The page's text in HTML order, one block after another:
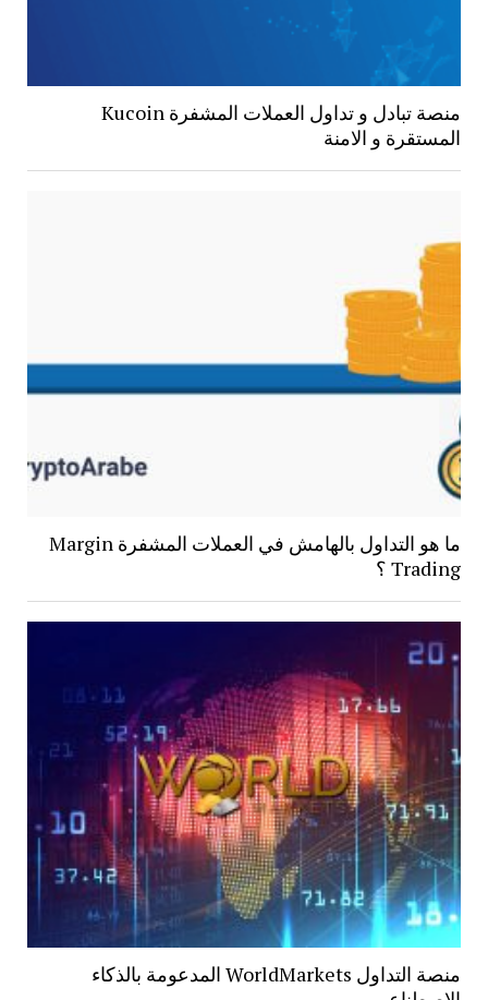
منصة تبادل و تداول العملات المشفرة Kucoin
المستقرة و الامنة
ما هو التداول بالهامش في العملات المشفرة Margin
Trading ؟
منصة التداول WorldMarkets المدعومة بالذكاء